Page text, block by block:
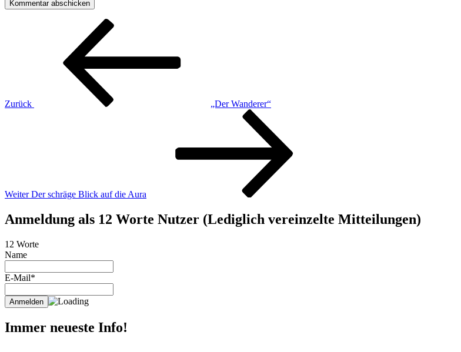
Beitragsnavigation
Zurück
„Der Wanderer“
Weiter Der schräge Blick auf die Aura
Anmeldung als 12 Worte Nutzer (Lediglich vereinzelte Mitteilungen)
12 Worte
Name
E-Mail*
Immer neueste Info!